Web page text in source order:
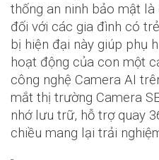
thống an ninh bảo mật
đối với các gia đình có
bị hiện đại này giúp phụ
hoạt động của con một
công nghệ Camera AI
mắt thị trường Camera
nhớ lưu trữ, hỗ trợ quay
chiều mang lại trải